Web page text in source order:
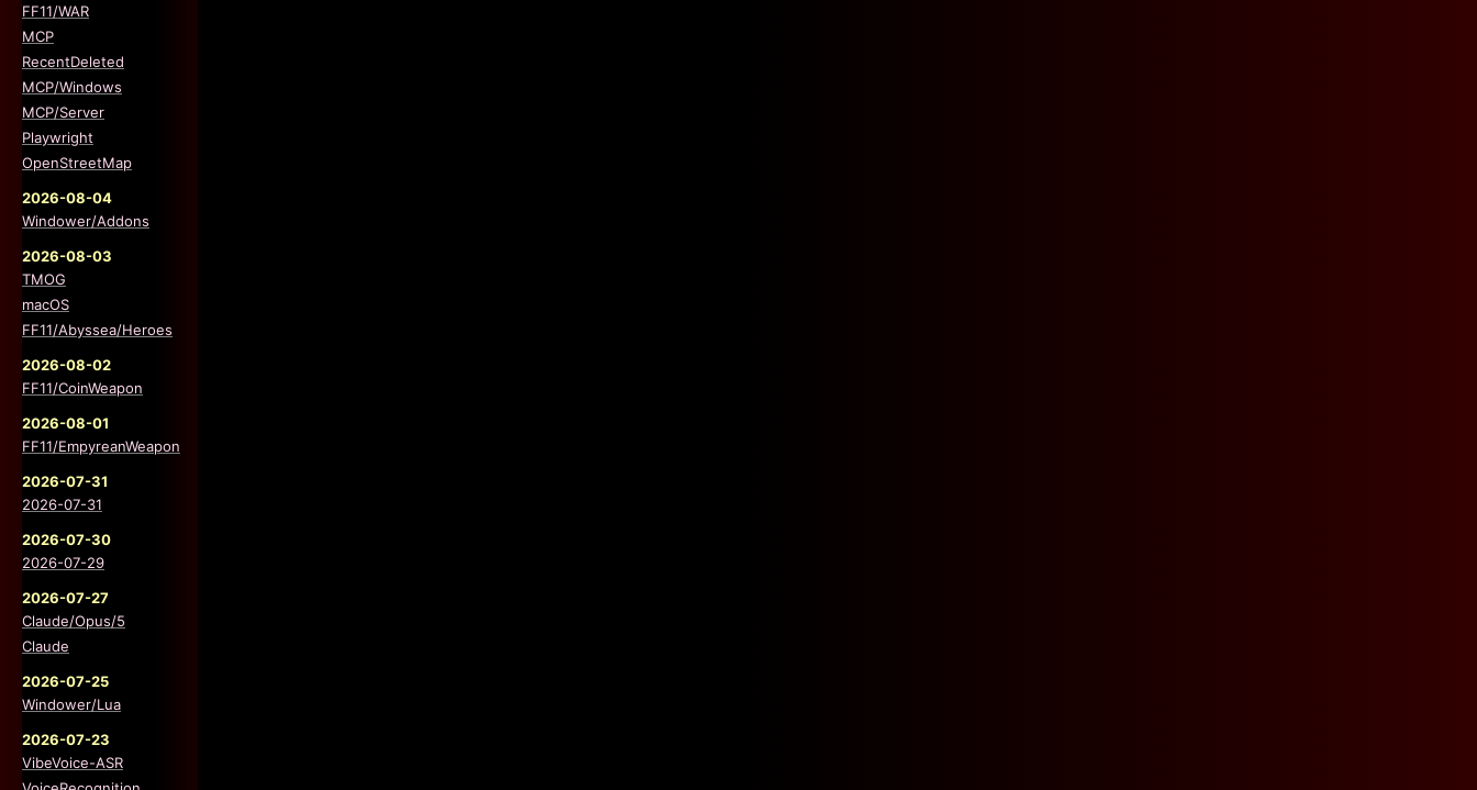
FF11/WAR
MCP
RecentDeleted
MCP/Windows
MCP/Server
Playwright
OpenStreetMap
2026-08-04
Windower/Addons
2026-08-03
TMOG
macOS
FF11/Abyssea/Heroes
2026-08-02
FF11/CoinWeapon
2026-08-01
FF11/EmpyreanWeapon
2026-07-31
2026-07-31
2026-07-30
2026-07-29
2026-07-27
Claude/Opus/5
Claude
2026-07-25
Windower/Lua
2026-07-23
VibeVoice-ASR